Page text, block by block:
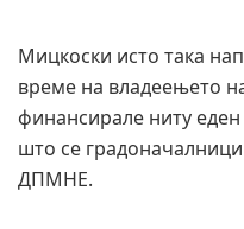
Мицкоски исто така
време на владеењето
финансирале ниту
што се
ДПМНЕ.